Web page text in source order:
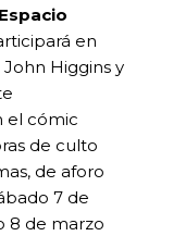
Espacio
en
Higgins y
el cómic
de culto
de aforo
7 de
8 de marzo